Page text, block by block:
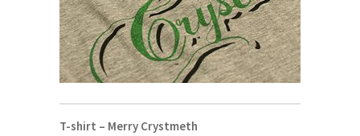
T-shirt – Merry Crystmeth